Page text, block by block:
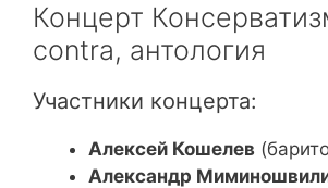
Концерт
contra, антология
Участники концерта:
Алексей Кошелев
Александр